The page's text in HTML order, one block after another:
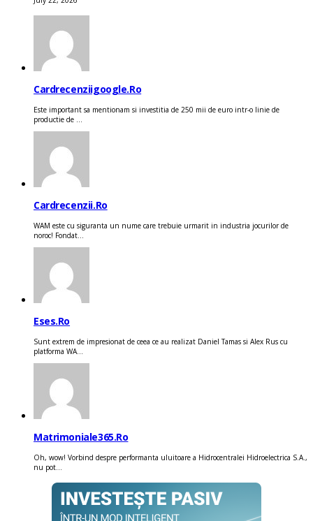
Cardrecenziigoogle.ro
Este important sa mentionam si investitia de 250 mii de euro intr-o linie de
productie de ...
Cardrecenzii.ro
WAM este cu siguranta un nume care trebuie urmarit in industria jocurilor de
noroc! Fondat...
Eses.ro
Sunt extrem de impresionat de ceea ce au realizat Daniel Tamas si Alex Rus cu
platforma WA...
Matrimoniale365.ro
Oh, wow! Vorbind despre performanta uluitoare a Hidrocentralei Hidroelectrica S.A.,
nu pot...